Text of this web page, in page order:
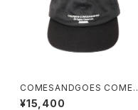
COMESANDGOES COMES
CAP
¥15,400